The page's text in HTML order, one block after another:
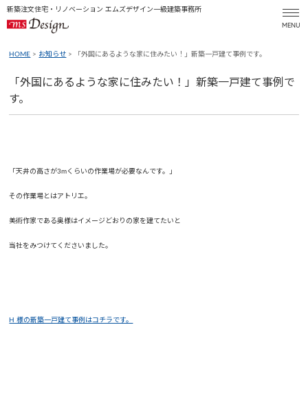
新築注文住宅・リノベーション エムズデザイン一級建築事務所
HOME > お知らせ > 「外国にあるような家に住みたい！」新築一戸建て事例です。
「外国にあるような家に住みたい！」新築一戸建て事例で
す。
「天井の高さが3mくらいの作業場が必要なんです。」
その作業場とはアトリエ。
美術作家である奥様はイメージどおりの家を建てたいと
当社をみつけてくださいました。
H 様の新築一戸建て事例はコチラです。